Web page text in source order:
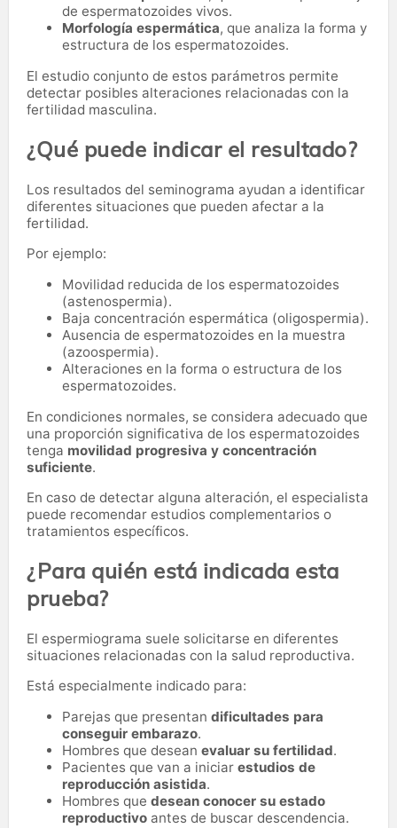
de espermatozoides vivos.
Morfología espermática, que analiza la forma y
estructura de los espermatozoides.
El estudio conjunto de estos parámetros permite
detectar posibles alteraciones relacionadas con la
fertilidad masculina.
¿Qué puede indicar el resultado?
Los resultados del seminograma ayudan a identificar
diferentes situaciones que pueden afectar a la
fertilidad.
Por ejemplo:
Movilidad reducida de los espermatozoides
(astenospermia).
Baja concentración espermática (oligospermia).
Ausencia de espermatozoides en la muestra
(azoospermia).
Alteraciones en la forma o estructura de los
espermatozoides.
En condiciones normales, se considera adecuado que
una proporción significativa de los espermatozoides
tenga movilidad progresiva y concentración
suficiente.
En caso de detectar alguna alteración, el especialista
puede recomendar estudios complementarios o
tratamientos específicos.
¿Para quién está indicada esta
prueba?
El espermiograma suele solicitarse en diferentes
situaciones relacionadas con la salud reproductiva.
Está especialmente indicado para:
Parejas que presentan dificultades para
conseguir embarazo.
Hombres que desean evaluar su fertilidad.
Pacientes que van a iniciar estudios de
reproducción asistida.
Hombres que desean conocer su estado
reproductivo antes de buscar descendencia.